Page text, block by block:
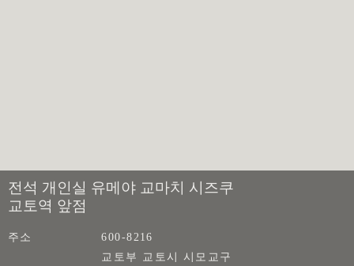
전석 개인실 유메야 교마치 시즈쿠
교토역 앞점
주소
600-8216
교토부 교토시 시모교구